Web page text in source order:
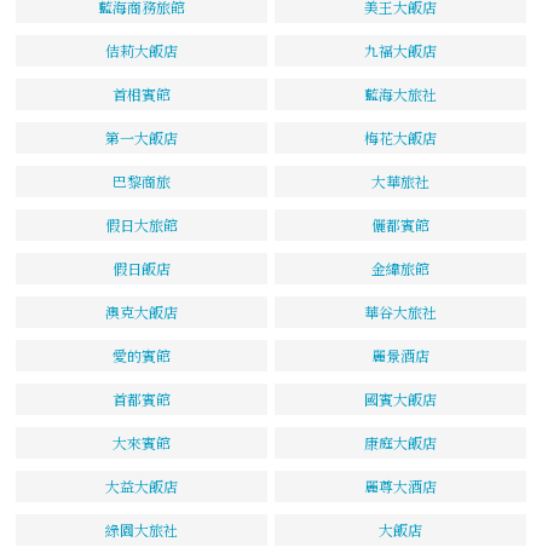
藍海商務旅館 美王大飯店
佶莉大飯店 九福大飯店
首相賓館 藍海大旅社
第一大飯店 梅花大飯店
巴黎商旅 大華旅社
假日大旅館 儷都賓館
假日飯店 金緯旅館
澳克大飯店 華谷大旅社
愛的賓館 麗景酒店
首都賓館 國賓大飯店
大來賓館 康庭大飯店
大益大飯店 麗尊大酒店
綠園大旅社 大飯店